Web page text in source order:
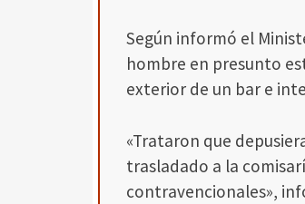
Según informó el
hombre en presunto
exterior de un bar e
«Trataron que
trasladado a la
contravencionales»,